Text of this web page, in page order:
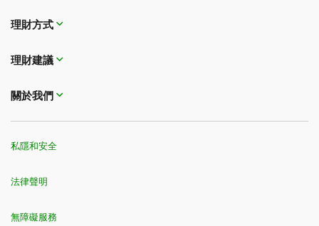
理財方式​​​​​​​
理財建議
關於我們
私隱和安全
法律聲明
無障礙服務